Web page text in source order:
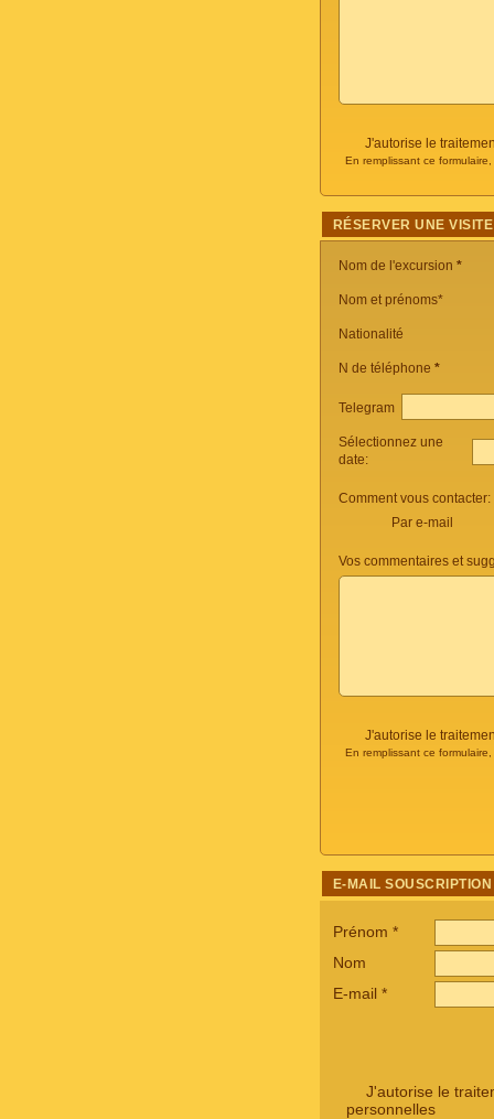
J'autorise le
En remplissant ce
RÉSERVER UNE
Nom de l'excursion *
Nom et prénoms*
Nationalité
N de téléphone *
Telegram
Sélectionnez une
date:
Comment vous contacter:
Par e-mail
Vos commentaires et
J'autorise le
En remplissant ce
E-MAIL SOUSCRIPTION
Prénom *
Nom
E-mail *
J'autorise le
personnelles